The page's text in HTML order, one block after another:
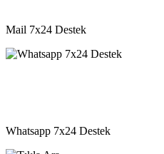
Mail 7x24 Destek
Whatsapp 7x24 Destek